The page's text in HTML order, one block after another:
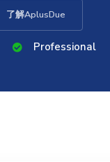
了解AplusDue
Professional